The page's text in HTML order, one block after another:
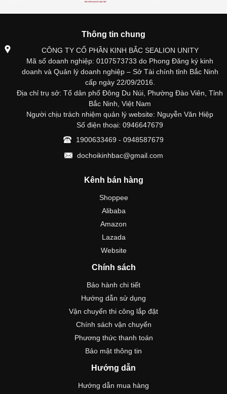
Thông tin chung
CÔNG TY CỔ PHẦN KINH BẮC SEALION UNITY
Mã số doanh nghiệp: 0107573733 do Phong Đăng ký kinh
doanh và Quản lý doanh nghiệp – Sở Tài chính tỉnh Bắc Ninh
cấp ngày 22/09/2016.
Địa chỉ trụ sở: Tổ dân phố Đông Du Núi, Phường Đào Viên, Tỉnh
Bắc Ninh, Việt Nam
Người chịu trách nhiệm quản lý website: Nguyễn Văn Hiệp
Số điện thoại: 0946647679
1900633469 - 0948587679
dochoikinhbac@gmail.com
Kênh bán hàng
Shoppee
Alibaba
Amazon
Lazada
Website
Chính sách
Bảo hành chi tiết
Hướng dẫn sử dụng
Vận chuyển thi công lắp đặt
Chính sách vận chuyển
Phương thức thanh toán
Bảo mật thông tin
Hướng dẫn
Hướng dẫn mua hàng